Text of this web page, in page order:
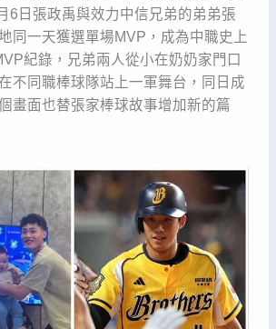
6日張政禹與效力中信兄弟的弟弟張
同一天獲選單場MVP，成為中職史上
紀錄，兄弟兩人從小在奶奶家門口
不同職棒球隊站上一軍舞台，同日成
畫面也替張家棒球故事增加新的篇